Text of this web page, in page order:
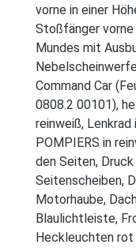
vorne in einer
Stoßfänger
Mundes mit
Command Car
0808.2 00101),
reinweiß, Lenkrad
POMPIERS in
den Seiten,
Seitenscheiben,
Motorhaube,
Blaulichtleiste,
Heckleuchten